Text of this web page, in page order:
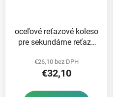
oceľové reťazové koleso
pre sekundárne reťaze
€26,10 bez DPH
€32,10